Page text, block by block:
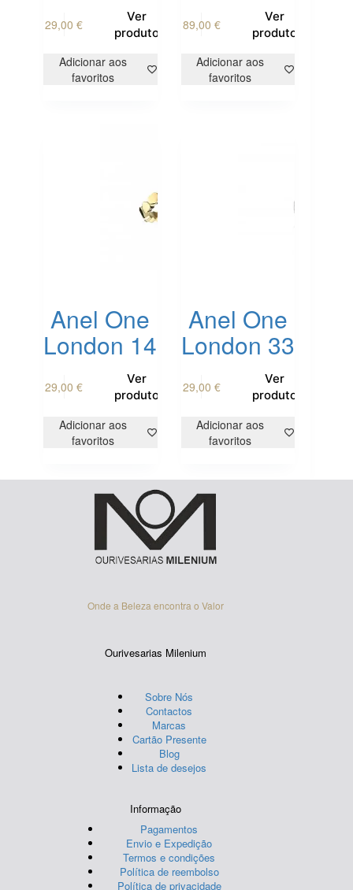
29,00€
Ver
produto
product
multiple
variants.
Adicionar aos
favoritos
89,00 €
Ver
produto
Adicionar aos
favoritos
Anel One
London 14
29,00€
Ver
produto
product
multiple
variants.
Adicionar aos
favoritos
Anel One
London 33
29,00 €
Ver
produto
product
multiple
variants.
be
chosen
on
product
Adicionar aos
favoritos
Onde a Beleza encontra o Valor
Ourivesarias Milenium
Sobre Nós
Contactos
Marcas
Cartão Presente
Blog
Lista de desejos
Informação
Pagamentos
Envio e Expedição
Termos e condições
Política de reembolso
Política de privacidade